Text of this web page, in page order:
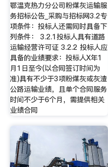
鄂温克热力分公司粉煤灰运输服
务招标公告_采购与招标网3.2专
项条件：投标人还需同时具备下
列条件： 3.2.1投标人具有道路
运输经营许可证 3.2.2 投标人应
具备的业绩要求：投标人X年1
月1日至今(以合同签订时间为
准)具有不少于3项粉煤灰或灰渣
公路运输业绩，且单个合同服务
时间不少于6个月，需提供相关
业绩合同